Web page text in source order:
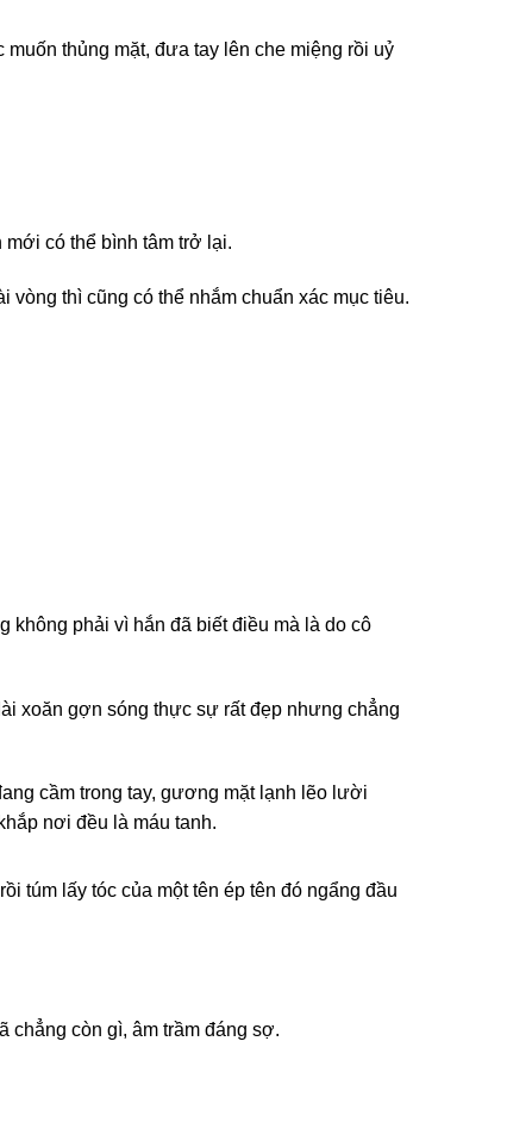
thủng mặt, đưa tay lên che miệng rồi uỷ
mới có thể bình tâm trở lại.
thì cũng có thể nhắm chuẩn xác mục tiêu.
không phải vì hắn đã biết điều mà là do cô
xoăn gợn sóng thực sự rất đẹp nhưng chẳng
cầm trong tay, gương mặt lạnh lẽo lười
nơi đều là máu tanh.
túm lấy tóc của một tên ép tên đó ngẩng đầu
chẳng còn gì, âm trầm đáng sợ.